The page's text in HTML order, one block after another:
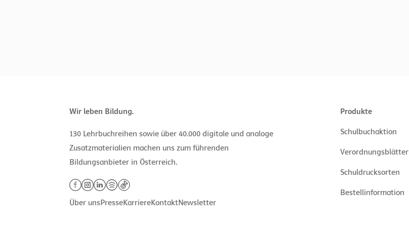
Wir leben Bildung.
130 Lehrbuchreihen sowie über 40.000 digitale und analoge
Zusatzmaterialien machen uns zum führenden
Bildungsanbieter in Österreich.
Über unsPresseKarriereKontaktNewsletter
Produkte
Schulbuchaktion
Verordnungsblätter
Schuldrucksorten
Bestellinformation